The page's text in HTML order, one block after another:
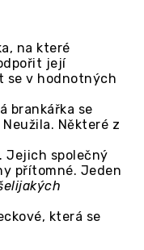
na které
její
se v hodnotných
brankářka se
Některé z
Jejich společný
přítomné. Jeden
která se